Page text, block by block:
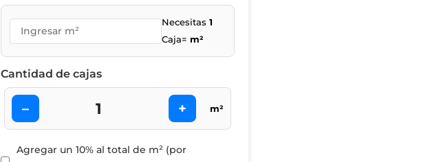
Necesitas 1
Caja= m²
Cantidad de cajas
– + m²
Agregar un 10% al total de m² (por